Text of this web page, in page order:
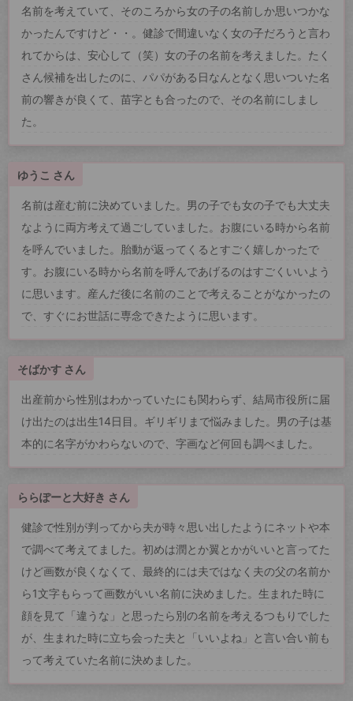
名前を考えていて、そのころから女の子の名前しか思いつかな
かったんですけど・・。健診で間違いなく女の子だろうと言わ
れてからは、安心して（笑）女の子の名前を考えました。たく
さん候補を出したのに、パパがある日なんとなく思いついた名
前の響きが良くて、苗字とも合ったので、その名前にしまし
た。
ゆうこ さん
名前は産む前に決めていました。男の子でも女の子でも大丈夫
なように両方考えて過ごしていました。お腹にいる時から名前
を呼んでいました。胎動が返ってくるとすごく嬉しかったで
す。お腹にいる時から名前を呼んであげるのはすごくいいよう
に思います。産んだ後に名前のことで考えることがなかったの
で、すぐにお世話に専念できたように思います。
そばかす さん
出産前から性別はわかっていたにも関わらず、結局市役所に届
け出たのは出生14日目。ギリギリまで悩みました。男の子は基
本的に名字がかわらないので、字画など何回も調べました。
ららぽーと大好き さん
健診で性別が判ってから夫が時々思い出したようにネットや本
で調べて考えてました。初めは潤とか翼とかがいいと言ってた
けど画数が良くなくて、最終的には夫ではなく夫の父の名前か
ら1文字もらって画数がいい名前に決めました。生まれた時に
顔を見て「違うな」と思ったら別の名前を考えるつもりでした
が、生まれた時に立ち会った夫と「いいよね」と言い合い前も
って考えていた名前に決めました。